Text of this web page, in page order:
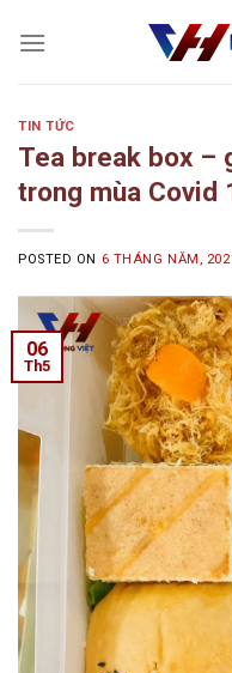
TIN TỨC
Tea break box –
trong mùa Covid
POSTED ON 6 THÁNG NĂM,
06
Th5